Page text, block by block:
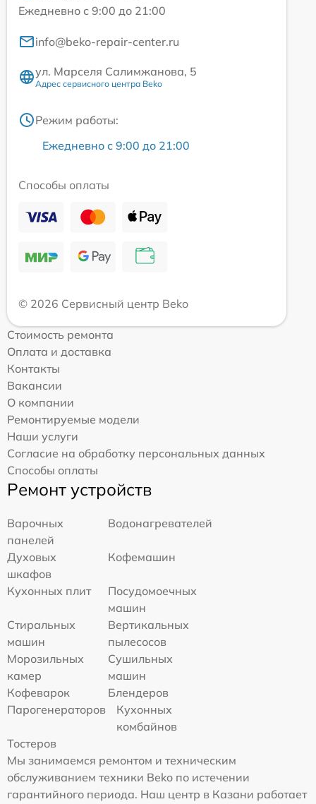
Ежедневно с 9:00 до 21:00
info@beko-repair-center.ru
ул. Марселя Салимжанова, 5
Адрес сервисного центра Beko
Режим работы:
Ежедневно с 9:00 до 21:00
Способы оплаты
© 2026 Сервисный центр Beko
Стоимость ремонта
Оплата и доставка
Контакты
Вакансии
О компании
Ремонтируемые модели
Наши услуги
Согласие на обработку персональных данных
Способы оплаты
Ремонт устройств
Варочных
панелей
Водонагревателей
Духовых
шкафов
Кофемашин
Кухонных плит
Посудомоечных
машин
Стиральных
машин
Вертикальных
пылесосов
Морозильных
камер
Сушильных
машин
Кофеварок
Блендеров
Парогенераторов
Кухонных
комбайнов
Тостеров
Мы занимаемся ремонтом и техническим
обслуживанием техники Beko по истечении
гарантийного периода. Наш центр в Казани работает